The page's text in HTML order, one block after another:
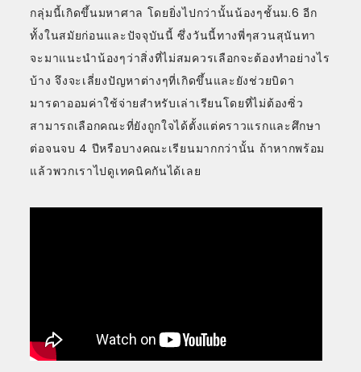
กลุ่มนี้เกิดขึ้นมหาศาล โดยยิ่งไปกว่านั้นน้องๆชั้นม.6 อีก
ทั้งในสมัยก่อนและปัจจุบันนี้ ซึ่งวันนี้ทางพี่ๆสวนสุนันทา
จะมาแนะนำน้องๆว่าสิ่งที่ไม่สมควรเลือกจะต้องทำอย่างไร
บ้าง จึงจะเลี่ยงปัญหาต่างๆที่เกิดขึ้นและยังช่วยบิดา
มารดาออมค่าใช้จ่ายสำหรับเล่าเรียนโดยที่ไม่ต้องซิ่ว
สามารถเลือกคณะที่ยังถูกใจได้ตั้งแต่คราวแรกและศึกษา
ต่อจนจบ 4 ปีหรือบางคณะเรียนมากกว่านั้น ถ้าหากพร้อม
แล้วพวกเราไปดูเทคนิคกันได้เลย